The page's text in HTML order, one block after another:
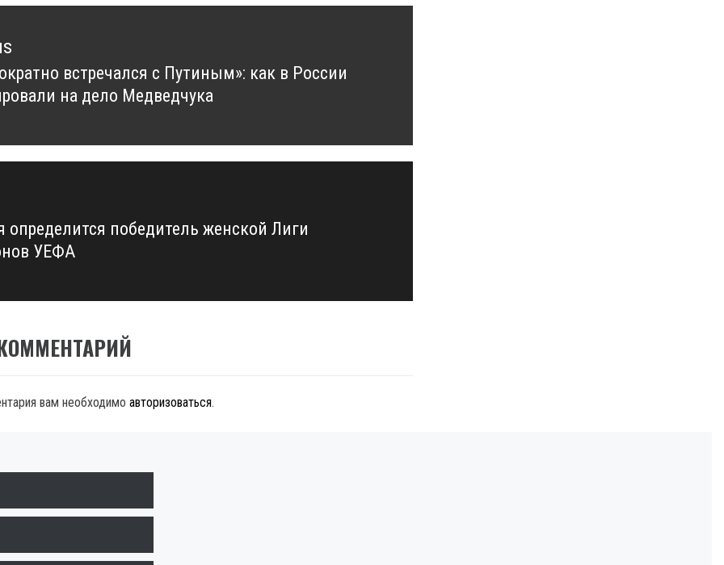
встречался с Путиным»: как в России
на дело Медведчука
определится победитель женской Лиги
УЕФА
вам необходимо авторизоваться.